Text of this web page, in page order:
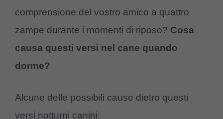
comprensione del vostro amico a quattro
zampe durante i momenti di riposo? Cosa
causa questi versi nel cane quando
dorme?
Alcune delle possibili cause dietro questi
versi notturni canini: